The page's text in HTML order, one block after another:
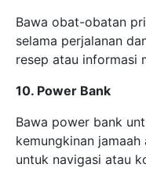
Bawa obat-obatan
selama perjalanan
resep atau informasi
10. Power Bank
Bawa power bank
kemungkinan
untuk navigasi atau